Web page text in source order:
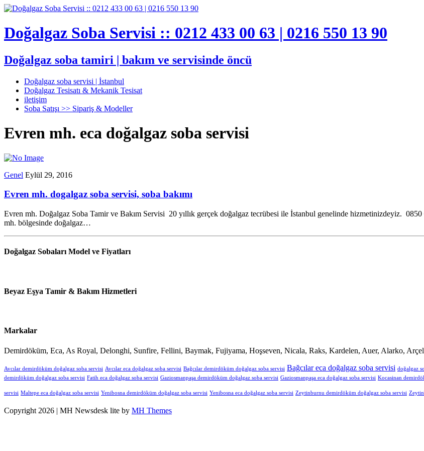
Doğalgaz Soba Servisi :: 0212 433 00 63 | 0216 550 13 90
Doğalgaz soba tamiri | bakım ve servisinde öncü
Doğalgaz soba servisi | İstanbul
Doğalgaz Tesisatı & Mekanik Tesisat
iletişim
Soba Satışı >> Sipariş & Modeller
Evren mh. eca doğalgaz soba servisi
Genel Eylül 29, 2016
Evren mh. dogalgaz soba servisi, soba bakımı
Evren mh. Doğalgaz Soba Tamir ve Bakım Servisi 20 yıllık gerçek doğalgaz tecrübesi ile İstanbul genelinde hizmetinizdeyiz.
mh. bölgesinde doğalgaz…
Doğalgaz Sobaları Model ve Fiyatları
Beyaz Eşya Tamir & Bakım Hizmetleri
Markalar
Demirdöküm, Eca, As Royal, Delonghi, Sunfire, Fellini, Baymak, Fujiyama, Hoşseven, Nicala, Raks, Kardelen, Auer, Alarko,
Avcılar demirdöküm doğalgaz soba servisi Avcılar eca doğalgaz soba servisi Bağcılar demirdöküm doğalgaz soba servisi Bağcılar eca doğalgaz soba servisi doğalgaz
demirdöküm doğalgaz soba servisi Fatih eca doğalgaz soba servisi Gaziosmanpaşa demirdöküm doğalgaz soba servisi Gaziosmanpaşa eca doğalgaz soba servisi Kocasinan
servisi Maltepe eca doğalgaz soba servisi Yenibosna demirdöküm doğalgaz soba servisi Yenibosna eca doğalgaz soba servisi Zeytinburnu demirdöküm doğalgaz soba servisi
Copyright 2026 | MH Newsdesk lite by MH Themes